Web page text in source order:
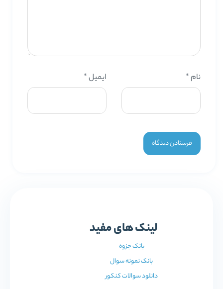
نام * ایمیل*
لینک های مفید
بانک جزوه
بانک نمونه سوال
دانلود سوالات کنکور